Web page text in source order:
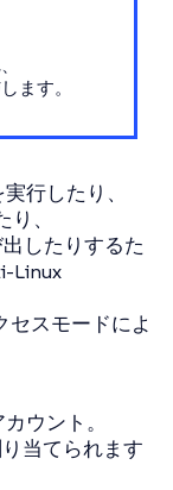
ます。
行したり、
、
したりするた
Linux
セスモードによ
ウント。
当てられます